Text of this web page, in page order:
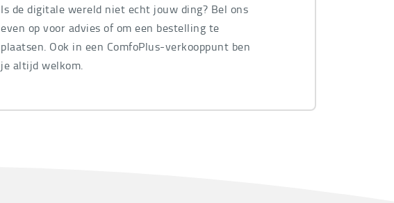
Is de digitale wereld niet echt jouw ding? Bel ons
even op voor advies of om een bestelling te
plaatsen. Ook in een ComfoPlus-verkooppunt ben
je altijd welkom.